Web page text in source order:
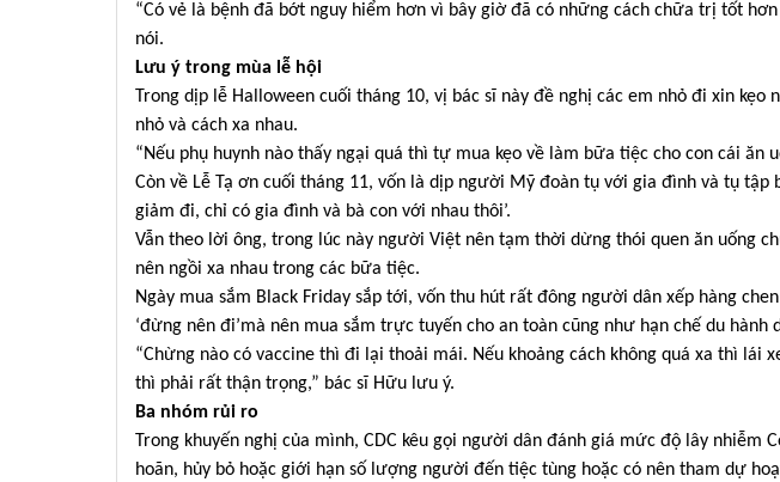
“Có vẻ là bệnh đã bớt nguy hiểm hơn vì bây giờ đã có những cách chữa trị tốt
nói.
Lưu ý trong mùa lễ hội
Trong dịp lễ Halloween cuối tháng 10, vị bác sĩ này đề nghị các em nhỏ đi xin
nhỏ và cách xa nhau.
“Nếu phụ huynh nào thấy ngại quá thì tự mua kẹo về làm bữa tiệc cho con cái ăn
Còn về Lễ Tạ ơn cuối tháng 11, vốn là dịp người Mỹ đoàn tụ với gia đình và tụ tập
giảm đi, chỉ có gia đình và bà con với nhau thôi’.
Vẫn theo lời ông, trong lúc này người Việt nên tạm thời dừng thói quen ăn uống
nên ngồi xa nhau trong các bữa tiệc.
Ngày mua sắm Black Friday sắp tới, vốn thu hút rất đông người dân xếp hàng
‘đừng nên đi’mà nên mua sắm trực tuyến cho an toàn cũng như hạn chế du hành
“Chừng nào có vaccine thì đi lại thoải mái. Nếu khoảng cách không quá xa thì lái
thì phải rất thận trọng,” bác sĩ Hữu lưu ý.
Ba nhóm rủi ro
Trong khuyến nghị của mình, CDC kêu gọi người dân đánh giá mức độ lây nhiễm
hoãn, hủy bỏ hoặc giới hạn số lượng người đến tiệc tùng hoặc có nên tham dự